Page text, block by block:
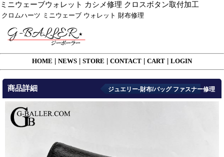
ミニウェーブウォレット カシメ修理 クロスボタン取付加工
クロムハーツ ミニウェーブ ウォレット 財布修理
HOME NEWS STORE CONTACT CART LOGIN
商品詳細 ジュエリー-財布/バッグ ファスナー修理